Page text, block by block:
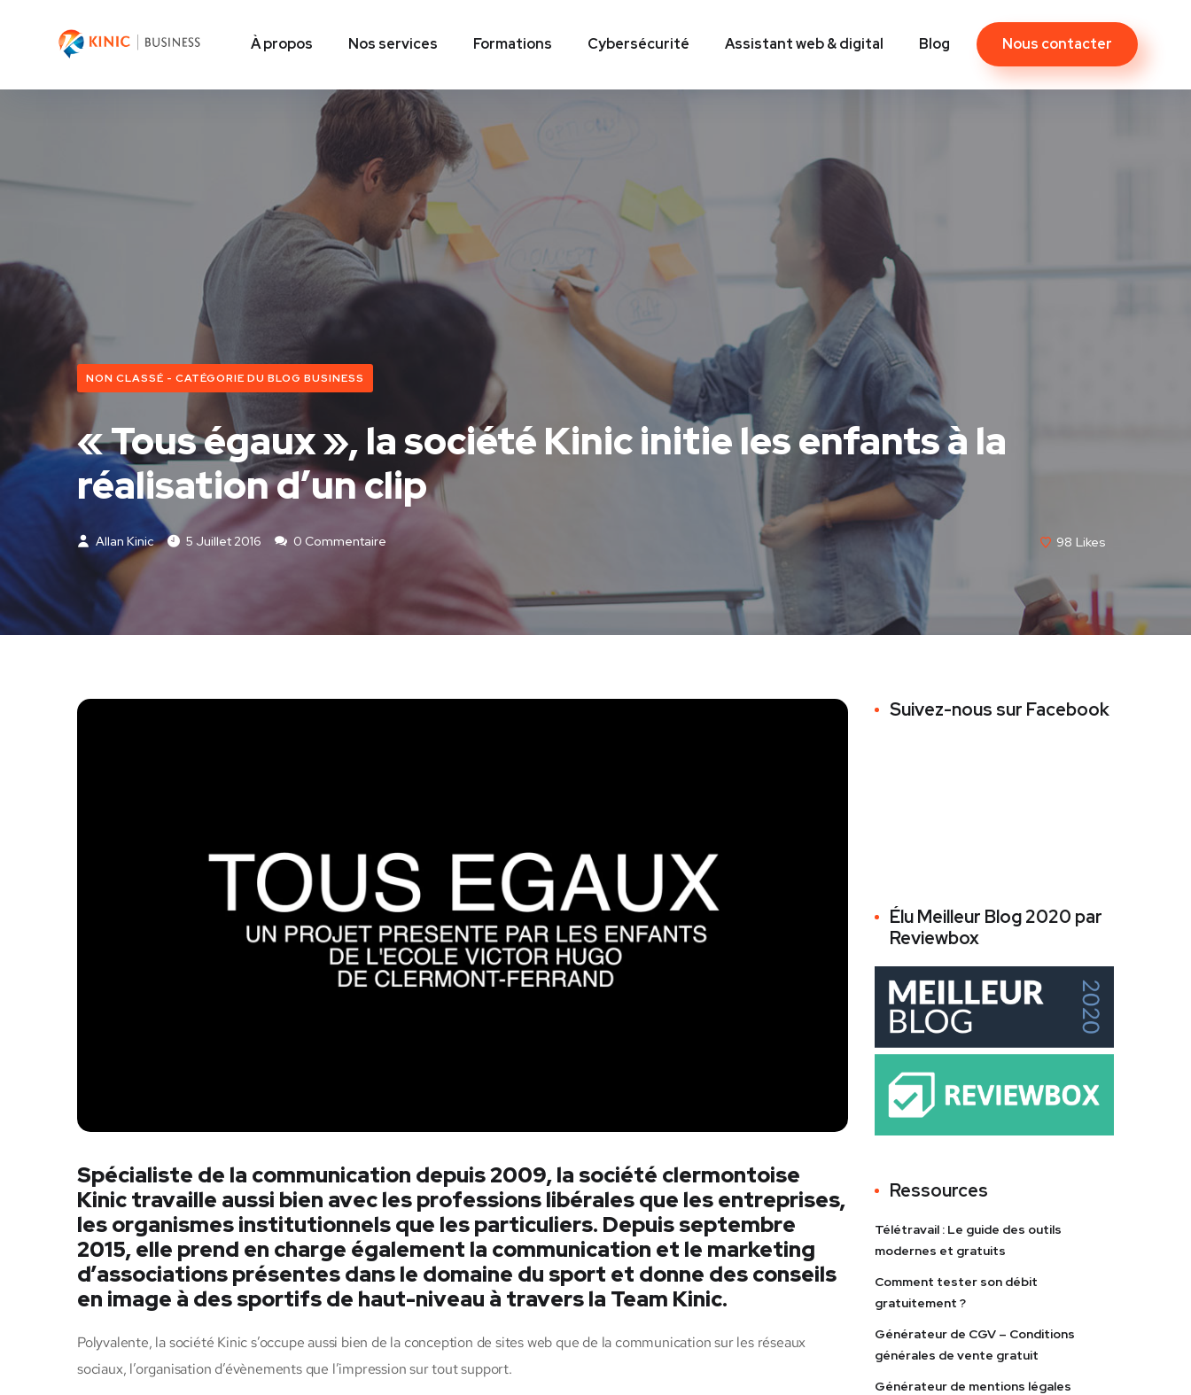
À propos Nos services Formations Cybersécurité Assistant web & digital Blog Contact
Nous contacter
NON CLASSÉ - CATÉGORIE DU BLOG BUSINESS
« Tous égaux », la société Kinic initie les enfants à la
réalisation d’un clip
Allan Kinic 5 Juillet 2016 0 Commentaire 98 Likes
Spécialiste de la communication depuis 2009, la société clermontoise
Kinic travaille aussi bien avec les professions libérales que les entreprises,
les organismes institutionnels que les particuliers. Depuis septembre
2015, elle prend en charge également la communication et le marketing
d’associations présentes dans le domaine du sport et donne des conseils
en image à des sportifs de haut-niveau à travers la Team Kinic.
Polyvalente, la société Kinic s’occupe aussi bien de la conception de sites web que de la communication sur les réseaux
sociaux, l’organisation d’évènements que l’impression sur tout support.
Suivez-nous sur Facebook
Élu Meilleur Blog 2020 par
Reviewbox
Ressources
Télétravail : Le guide des outils
modernes et gratuits
Comment tester son débit
gratuitement ?
Générateur de CGV – Conditions
générales de vente gratuit
Générateur de mentions légales